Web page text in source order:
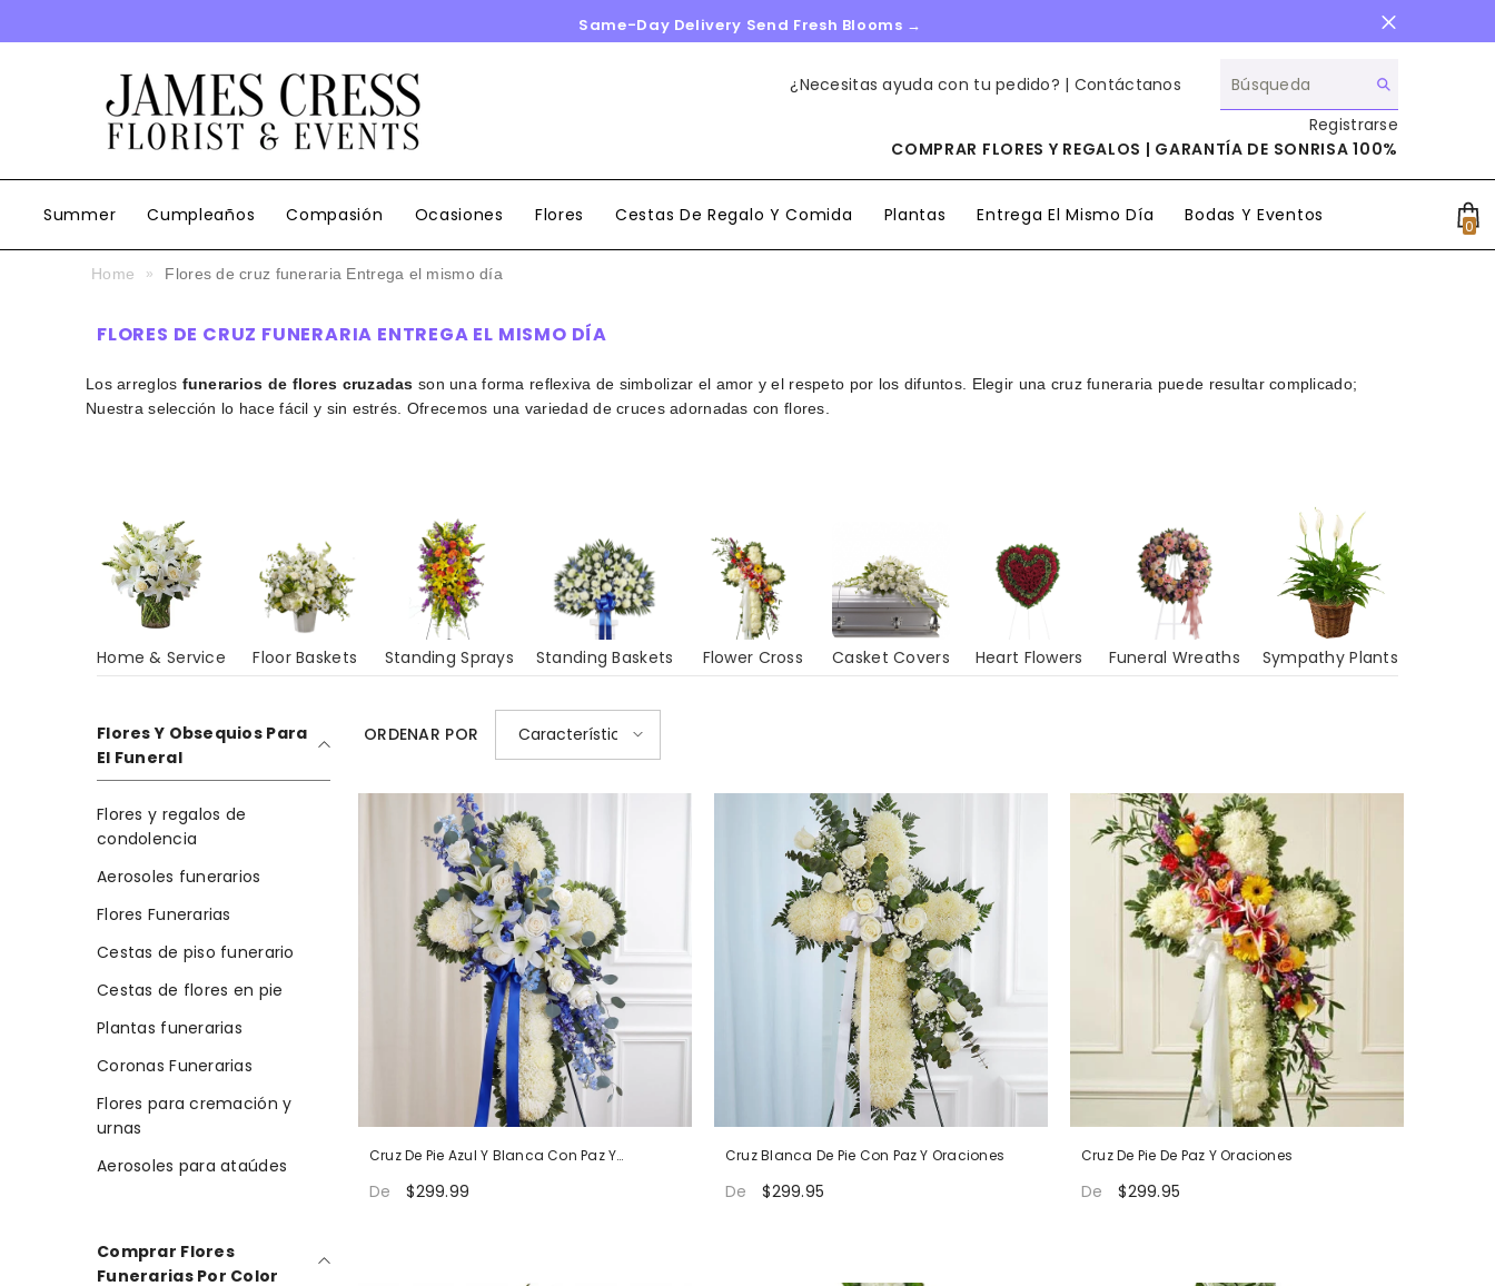
Same-Day Delivery Send Fresh Blooms →
¿Necesitas ayuda con tu pedido? | Contáctanos
Registrarse
COMPRAR FLORES Y REGALOS | GARANTÍA DE SONRISA 100%
Summer Cumpleaños Compasión Ocasiones Flores Cestas De Regalo Y Comida Plantas Entrega El Mismo Día Bodas Y Eventos
00
Home Flores de cruz funeraria Entrega el mismo día
FLORES DE CRUZ FUNERARIA ENTREGA EL MISMO DÍA
Los arreglos funerarios de flores cruzadas son una forma reflexiva de simbolizar el amor y el respeto por los difuntos. Elegir una cruz funeraria puede resultar complicado;
Nuestra selección lo hace fácil y sin estrés. Ofrecemos una variedad de cruces adornadas con flores.
Home & Service Floor Baskets Standing Sprays Standing Baskets Flower Cross Casket Covers Heart Flowers Funeral Wreaths Sympathy Plants
Flores Y Obsequios Para
El Funeral
Flores y regalos de
condolencia
Aerosoles funerarios
Flores Funerarias
Cestas de piso funerario
Cestas de flores en pie
Plantas funerarias
Coronas Funerarias
Flores para cremación y
urnas
Aerosoles para ataúdes
Comprar Flores
Funerarias Por Color
ORDENAR POR Características
Cruz De Pie Azul Y Blanca Con Paz Y
Oraciones
De $299.99
Cruz Blanca De Pie Con Paz Y Oraciones
De $299.95
Cruz De Pie De Paz Y Oraciones
De $299.95